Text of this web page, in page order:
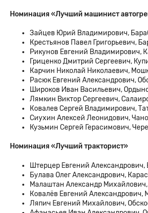
Номинация «Лучший машинист
Зайцев Юрий Владимирович,
Крестьянов Павел Григорьевич,
Рикунов Евгений Владимирович,
Гриценко Дмитрий Сергеевич,
Карчин Николай Николаевич,
Расюк Евгений Александрович,
Широков Иван Васильевич,
Лямкин Виктор Сергеевич,
Ковалев Сергей Владимирович,
Сиухин Алексей Леонидович,
Кузьмин Сергей Герасимович,
Номинация «Лучший тракторист»
Штерцер Евгений
Булава Олег Александрович,
Малаштан Александр
Ковалёв Евгений Александрович,
Ляпич Евгений Михайлович,